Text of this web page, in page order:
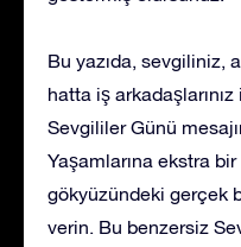
Bu yazıda, sevgiliniz,
hatta iş
Sevgililer Günü
Yaşamlarına ekstra bir
gökyüzündeki gerçek
verin. Bu benzersiz